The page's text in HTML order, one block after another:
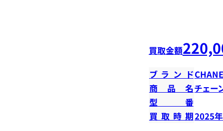
買取金額
ブランド
商品名チェー
型番
買取時期2025